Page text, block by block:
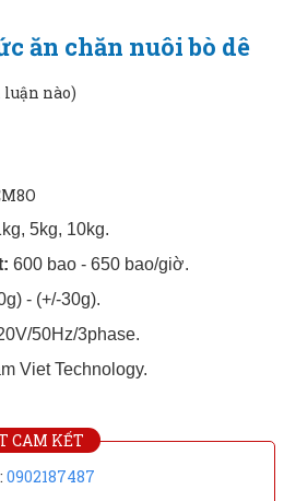
ăn chăn nuôi bò dê
luận nào)
5kg, 10kg.
600 bao - 650 bao/giờ.
g) - (+/-30g).
50Hz/3phase.
Viet Technology.
CAM KẾT
0902187487